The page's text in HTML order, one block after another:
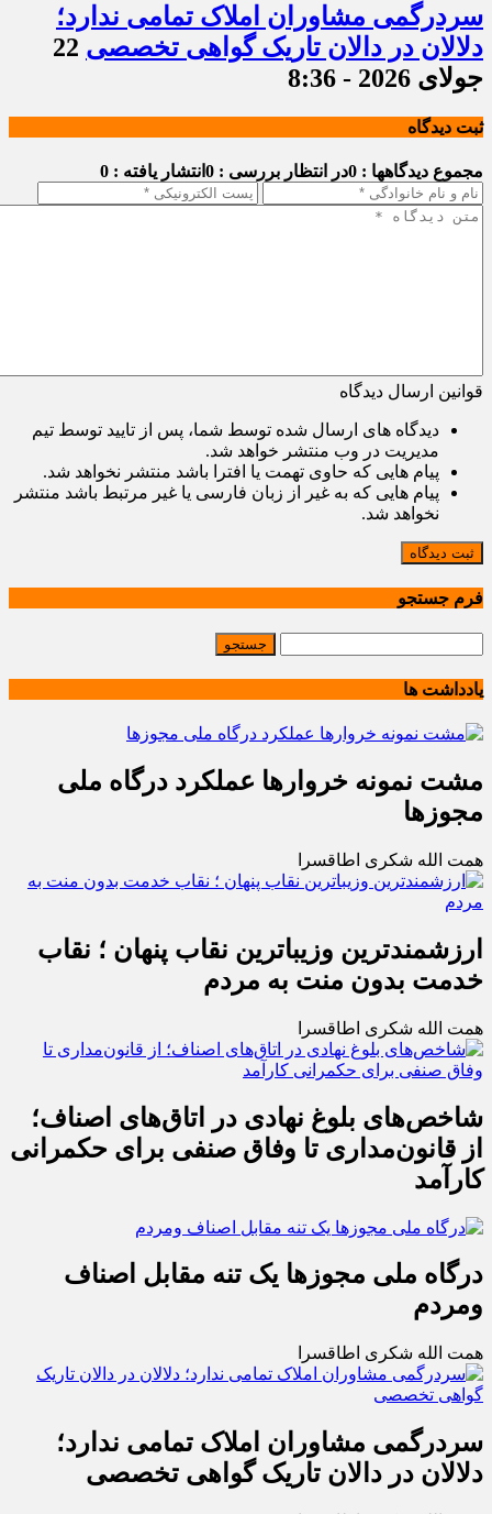
سردرگمی مشاوران املاک تمامی ندارد؛
دلالان در دالان تاریک گواهی تخصصی 22
جولای 2026 - 8:36
ثبت دیدگاه
مجموع دیدگاهها : 0 در انتظار بررسی : 0 انتشار یافته : 0
قوانین ارسال دیدگاه
دیدگاه های ارسال شده توسط شما، پس از تایید توسط تیم
مدیریت در وب منتشر خواهد شد.
پیام هایی که حاوی تهمت یا افترا باشد منتشر نخواهد شد.
پیام هایی که به غیر از زبان فارسی یا غیر مرتبط باشد منتشر
نخواهد شد.
ثبت دیدگاه
فرم جستجو
یادداشت ها
مشت نمونه خروارها عملکرد درگاه ملی
مجوزها
همت الله شکری اطاقسرا
ارزشمندترین وزیباترین نقاب پنهان ؛ نقاب
خدمت بدون منت به مردم
همت الله شکری اطاقسرا
شاخص‌های بلوغ نهادی در اتاق‌های اصناف؛
از قانون‌مداری تا وفاق صنفی برای حکمرانی
کارآمد
درگاه ملی مجوزها یک تنه مقابل اصناف
ومردم
همت الله شکری اطاقسرا
سردرگمی مشاوران املاک تمامی ندارد؛
دلالان در دالان تاریک گواهی تخصصی